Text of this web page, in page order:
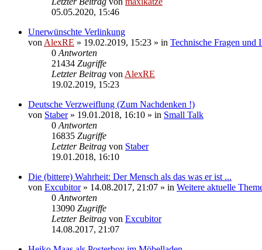
05.05.2020, 15:46
Unerwünschte Verlinkung
von AlexRE » 19.02.2019, 15:23 » in Technische Fragen und
0 Antworten
21434 Zugriffe
Letzter Beitrag von AlexRE
19.02.2019, 15:23
Deutsche Verzweiflung (Zum Nachdenken !)
von Staber» 19.01.2018, 16:10 » in Small Talk
0 Antworten
16835 Zugriffe
Letzter Beitrag von Staber
19.01.2018, 16:10
Die (bittere) Wahrheit: Der Mensch als das was er ist ...
von Excubitor» 14.08.2017, 21:07 » in Weitere aktuelle
0 Antworten
13090 Zugriffe
Letzter Beitrag von Excubitor
14.08.2017, 21:07